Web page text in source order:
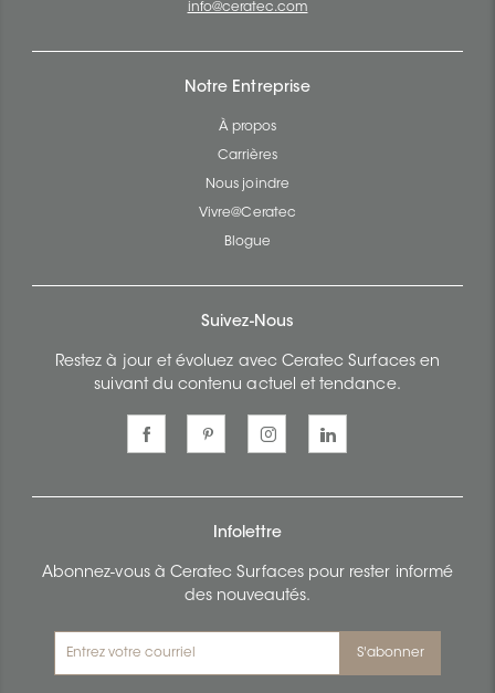
info@ceratec.com
Notre Entreprise
À propos
Carrières
Nous joindre
Vivre@Ceratec
Blogue
Suivez-Nous
Restez à jour et évoluez avec Ceratec Surfaces en
suivant du contenu actuel et tendance.
Infolettre
Abonnez-vous à Ceratec Surfaces pour rester informé
des nouveautés.
S'abonner